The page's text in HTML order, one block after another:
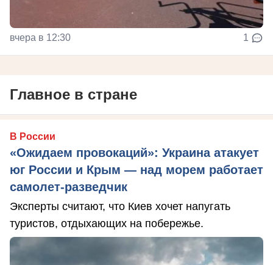
вчера в 12:30 1
Главное в стране
В России
«Ожидаем провокаций»: Украина атакует
юг России и Крым — над морем работает
самолет-разведчик
Эксперты считают, что Киев хочет напугать
туристов, отдыхающих на побережье.